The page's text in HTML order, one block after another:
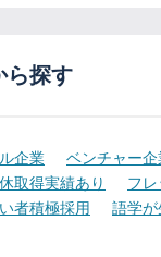
ら探す
企業 ベンチャー企
取得実績あり フ
者積極採用 語学が